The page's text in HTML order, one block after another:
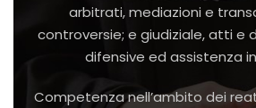
arbitrati, mediazioni e
controversie; e giudiziale, atti e
difensive ed assistenza
Competenza nell’ambito dei